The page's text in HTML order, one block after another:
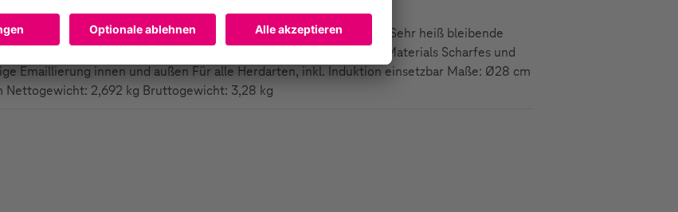
Gemüse Ein praktischer Gegengriff verbessert den Tragekomfort Sehr heiß bleibende
Wärmespeicherfähigkeit und gleichmäßige Hitzeverteilung des Materials Scharfes und
Emaillierung innen und außen Für alle Herdarten, inkl. Induktion einsetzbar Maße: Ø28 cm
Nettogewicht: 2,692 kg Bruttogewicht: 3,28 kg